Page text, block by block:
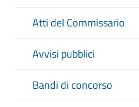
Atti del Commissario
Avvisi pubblici
Bandi di concorso